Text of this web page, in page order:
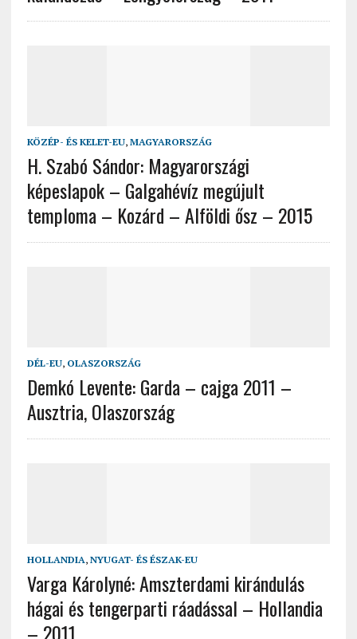
KÖZÉP- ÉS KELET-EU, MAGYARORSZÁG
H. Szabó Sándor: Magyarországi
képeslapok – Galgahévíz megújult
temploma – Kozárd – Alföldi ősz – 2015
DÉL-EU, OLASZORSZÁG
Demkó Levente: Garda – cajga 2011 –
Ausztria, Olaszország
HOLLANDIA, NYUGAT- ÉS ÉSZAK-EU
Varga Károlyné: Amszterdami kirándulás
hágai és tengerparti ráadással – Hollandia
– 2011